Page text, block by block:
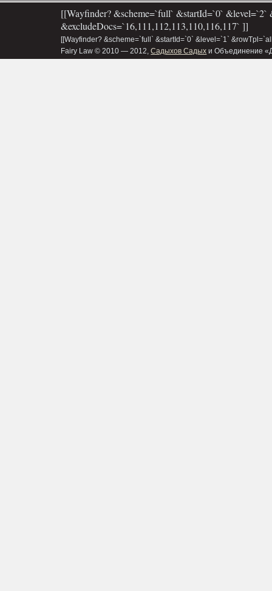
[[Wayfinder? &scheme=`full` &startId=`0`
&excludeDocs=`16,111,112,113,110,116,117` ]]
[[Wayfinder? &scheme=`full` &startId=`0` &level=`1`
Fairy Law © 2010 — 2012,Садыхов Садых и Объединение